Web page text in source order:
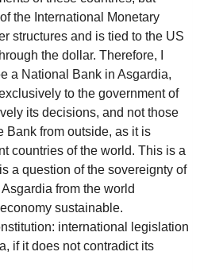
the International Monetary
structures and is tied to the US
the dollar. Therefore, I
a National Bank in Asgardia,
to the government of
its decisions, and not those
Bank from outside, as it is
countries of the world. This is a
a question of the sovereignty of
from the world
sustainable.
international legislation
if it does not contradict its